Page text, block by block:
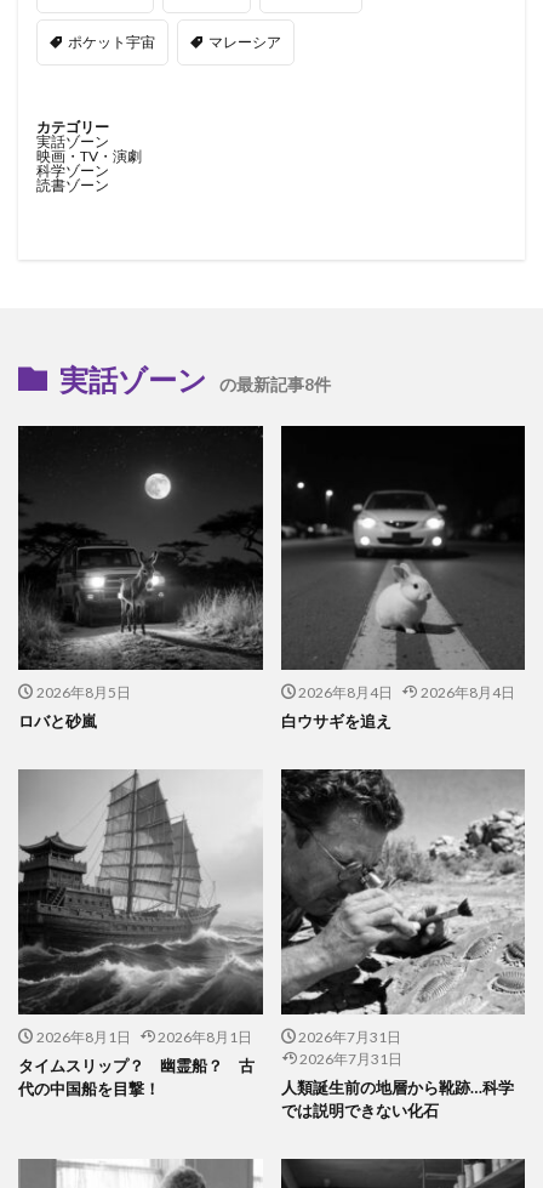
ポケット宇宙 マレーシア
カテゴリー
実話ゾーン
映画・TV・演劇
科学ゾーン
読書ゾーン
実話ゾーン の最新記事8件
2026年8月5日
ロバと砂嵐
2026年8月4日 2026年8月4日
白ウサギを追え
2026年8月1日 2026年8月1日
タイムスリップ？ 幽霊船？ 古
代の中国船を目撃！
2026年7月31日
2026年7月31日
人類誕生前の地層から靴跡…科学
では説明できない化石